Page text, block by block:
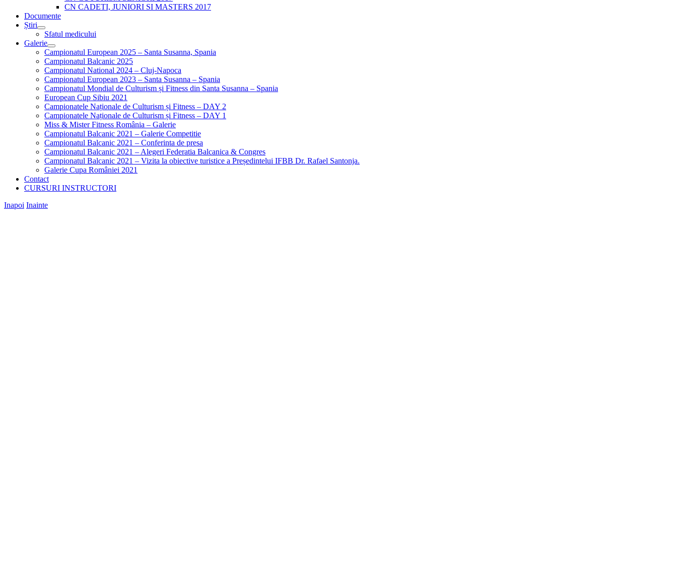
CN CADETI, JUNIORI SI MASTERS 2017
Documente
Știri
Sfatul medicului
Galerie
Campionatul European 2025 – Santa Susanna, Spania
Campionatul Balcanic 2025
Campionatul National 2024 – Cluj-Napoca
Campionatul European 2023 – Santa Susanna – Spania
Campionatul Mondial de Culturism și Fitness din Santa Susanna – Spania
European Cup Sibiu 2021
Campionatele Naționale de Culturism și Fitness – DAY 2
Campionatele Naționale de Culturism și Fitness – DAY 1
Miss & Mister Fitness România – Galerie
Campionatul Balcanic 2021 – Galerie Competitie
Campionatul Balcanic 2021 – Conferinta de presa
Campionatul Balcanic 2021 – Alegeri Federatia Balcanica & Congres
Campionatul Balcanic 2021 – Vizita la obiective turistice a Președintelui IFBB Dr. Rafael Santonja.
Galerie Cupa României 2021
Contact
CURSURI INSTRUCTORI
Inapoi Inainte